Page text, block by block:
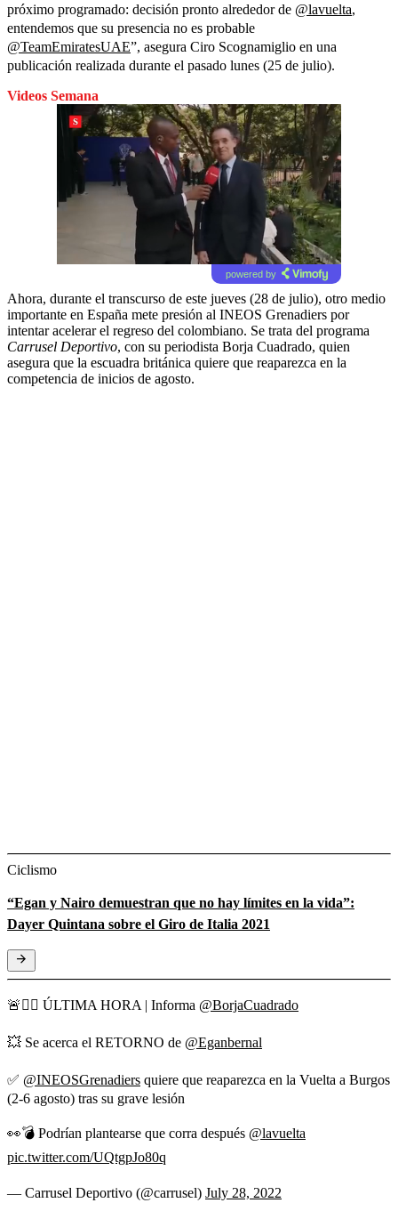
próximo programado: decisión pronto alrededor de @lavuelta,
entendemos que su presencia no es probable
@TeamEmiratesUAE”, asegura Ciro Scognamiglio en una
publicación realizada durante el pasado lunes (25 de julio).
Videos Semana
powered by
Ahora, durante el transcurso de este jueves (28 de julio), otro medio
importante en España mete presión al INEOS Grenadiers por
intentar acelerar el regreso del colombiano. Se trata del programa
Carrusel Deportivo, con su periodista Borja Cuadrado, quien
asegura que la escuadra británica quiere que reaparezca en la
competencia de inicios de agosto.
Ciclismo
“Egan y Nairo demuestran que no hay límites en la vida”:
Dayer Quintana sobre el Giro de Italia 2021
🚨🚴‍♂️ ÚLTIMA HORA | Informa @BorjaCuadrado
💥 Se acerca el RETORNO de @Eganbernal
✅ @INEOSGrenadiers quiere que reaparezca en la Vuelta a Burgos
(2-6 agosto) tras su grave lesión
👀💣 Podrían plantearse que corra después @lavuelta
pic.twitter.com/UQtgpJo80q
— Carrusel Deportivo (@carrusel) July 28, 2022